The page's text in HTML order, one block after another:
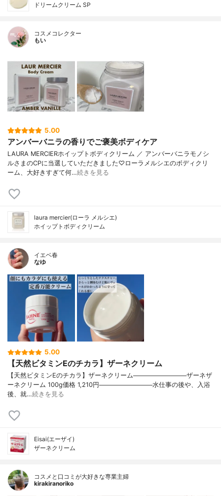
ドリームクリーム SP
コスメコレクター
もい
5.00
アンバーバニラの香りでご褒美ボディケア
LAURA MERCIERホイップトボディクリーム ／ アンバーバニラモノシ
ルさまのCPに当選していただきました♡ローラメルシエのボディクリ
ーム、大好きすぎて何…続きを見る
laura mercier(ローラ メルシエ)
ホイップトボディクリーム
イエベ春
なゆ
5.00
【天然ビタミンEのチカラ】ザーネクリーム
【天然ビタミンEのチカラ】ザーネクリーム────────────ザーネザ
ーネクリーム 100g価格 1,210円────────────水仕事の後や、入浴
後、就…続きを見る
Eisai(エーザイ)
ザーネクリーム
コスメと口コミが大好きな専業主婦
kirakiranoriko